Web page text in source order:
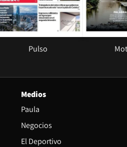
Pulso
Medios
Paula
Negocios
El Deportivo